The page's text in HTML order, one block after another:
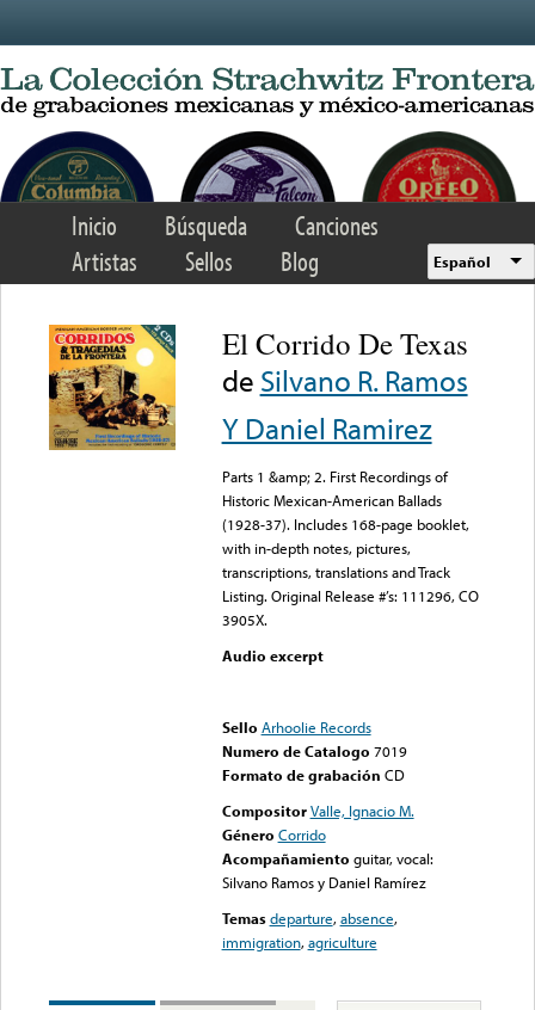
Inicio Búsqueda
Canciones
Artistas
Sellos Blog Español
El Corrido De Texas
de Silvano R. Ramos
Y Daniel Ramirez
Parts 1 &amp; 2. First Recordings of
Historic Mexican-American Ballads
(1928-37). Includes 168-page booklet,
with in-depth notes, pictures,
transcriptions, translations and Track
Listing. Original Release #’s: 111296, CO
3905X.
Audio excerpt
Sello Arhoolie Records
Numero de Catalogo 7019
Formato de grabación CD
Compositor Valle, Ignacio M.
Género Corrido
Acompañamiento guitar, vocal:
Silvano Ramos y Daniel Ramírez
Temas departure,absence,
immigration,agriculture